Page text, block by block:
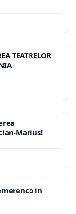
TEATRELOR
Marius!
in